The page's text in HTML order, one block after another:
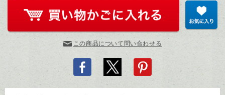
この商品について問い合わせる